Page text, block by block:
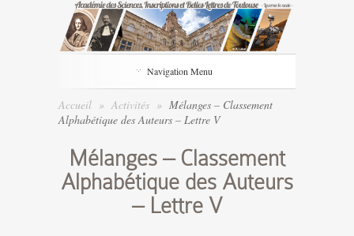
Navigation Menu
Accueil » Activités » Mélanges – Classement
Alphabétique des Auteurs – Lettre V
Mélanges – Classement
Alphabétique des Auteurs
– Lettre V